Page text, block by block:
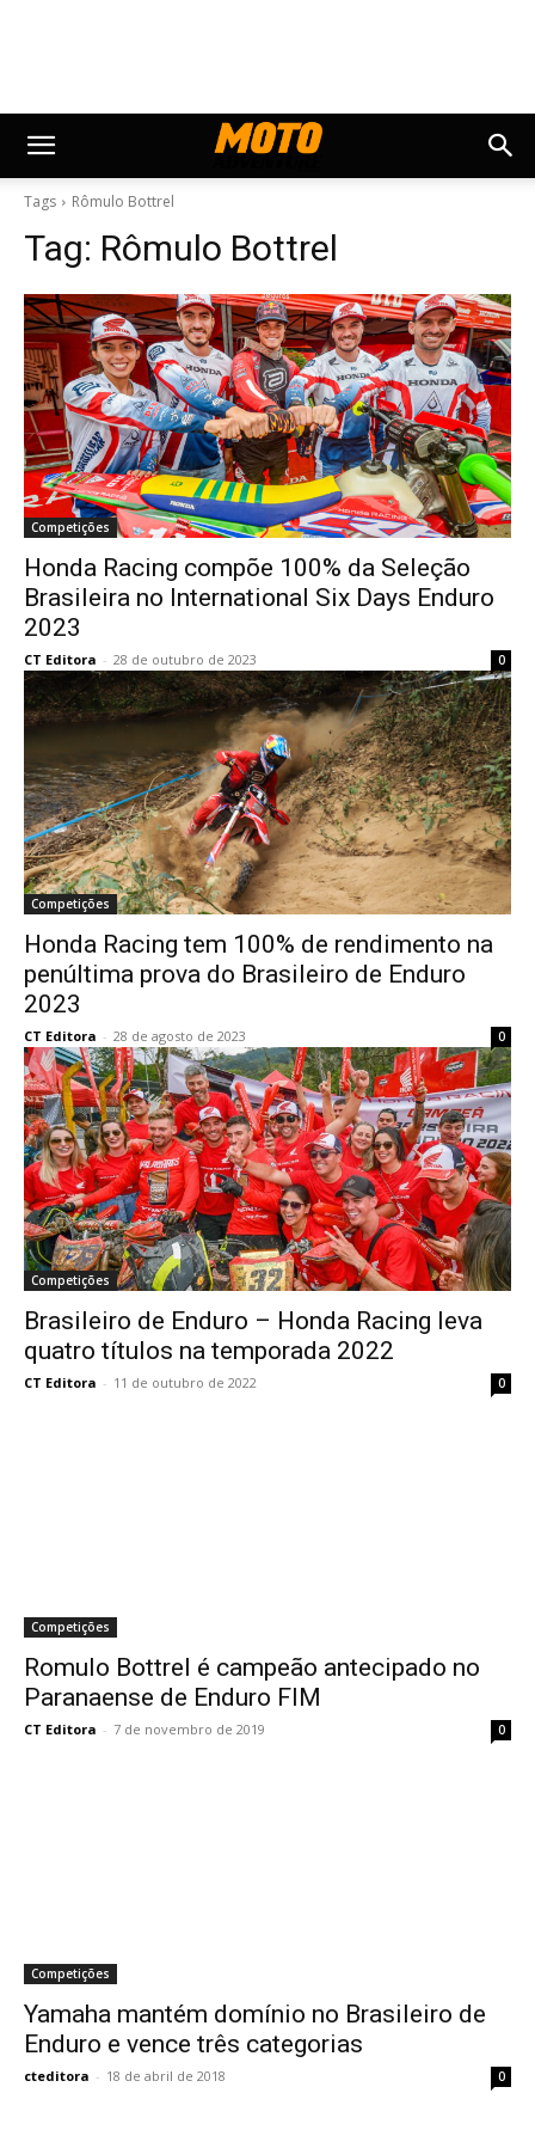
Tags Rômulo Bottrel
Tag: Rômulo Bottrel
Competições
Honda Racing compõe 100% da Seleção
Brasileira no International Six Days Enduro
2023
CT Editora - 28 de outubro de 2023 0
Competições
Honda Racing tem 100% de rendimento na
penúltima prova do Brasileiro de Enduro
2023
CT Editora - 28 de agosto de 2023 0
Competições
Brasileiro de Enduro – Honda Racing leva
quatro títulos na temporada 2022
CT Editora - 11 de outubro de 2022 0
Competições
Romulo Bottrel é campeão antecipado no
Paranaense de Enduro FIM
CT Editora - 7 de novembro de 2019 0
Competições
Yamaha mantém domínio no Brasileiro de
Enduro e vence três categorias
cteditora - 18 de abril de 2018 0